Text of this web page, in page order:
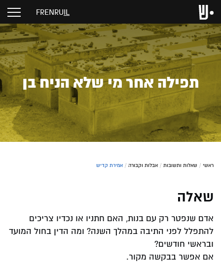
IL
RU
EN
FR
תפילה אחר מי שלא הניח בן
ראשי / שאלות ותשובות / אבלות וקבורה / אמירת קדיש
שאלה
אדם שנפטר רק עם בנות, האם חתניו או נכדיו צריכים
להתפלל לפני התיבה במהלך השנה? ומה הדין בחול המועד
ובראשי חודשים?
אם אפשר בבקשה מקור.